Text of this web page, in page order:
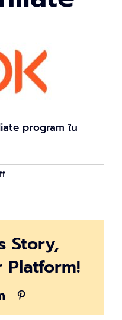
program ใน
on
Klook
Story,
Platform!
LinkedIn